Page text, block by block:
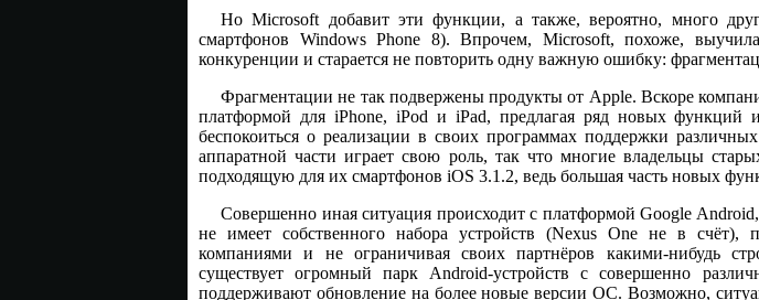
Но Microsoft добавит эти функции, а также, вероятно, много
смартфонов Windows Phone 8). Впрочем, Microsoft, похоже,
конкуренции и старается не повторить одну важную ошибку:
Фрагментации не так подвержены продукты от Apple. Вскоре
платформой для iPhone, iPod и iPad, предлагая ряд новых функций
беспокоиться о реализации в своих программах поддержки
аппаратной части играет свою роль, так что многие владельцы
подходящую для их смартфонов iOS 3.1.2, ведь большая часть новых
Совершенно иная ситуация происходит с платформой Google
не имеет собственного набора устройств (Nexus One не в счёт),
компаниями и не ограничивая своих партнёров какими-нибудь
существует огромный парк Android-устройств с совершенно
поддерживают обновление на более новые версии ОС. Возможно,